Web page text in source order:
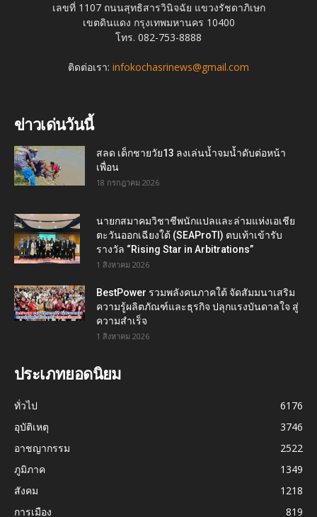
เลขที่ 1107 ถนนสุทธิสารวินิจฉัย แขวงรัชดาภิเษก
เขตดินแดง กรุงเทพมหานคร 10400
โทร. 082-753-8888
ติดต่อเรา: infokochasrinews@gmail.com
ข่าวเด่นวันนี้
สลด เด็กชายวัย13 ลงเล่นน้ำจมน้ำดับต่อหน้า
เพื่อน
18 กรกฎาคม 2026
นายกสมาคมวิชาชีพนักแปลและล่ามแห่งเอเชีย
ตะวันออกเฉียงใต้ (SEAProTI) ตบเท้าเข้ารับ
รางวัล “Rising Star in Arbitrations”
1 สิงหาคม 2026
BestPower รวมพลังคนภาคใต้ จัดสัมมนาเสริม
ความรู้ผลิตภัณฑ์และธุรกิจ ปลุกแรงบันดาลใจ สู่
ความสำเร็จ
1 สิงหาคม 2026
ประเภทยอดนิยม
ทั่วไป
6176
อุบัติเหตุ
3746
อาชญากรรม
2522
ภูมิภาค
1349
สังคม
1218
การเมือง
819